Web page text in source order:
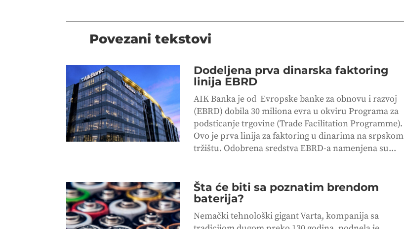
Povezani tekstovi
Dodeljena prva dinarska faktoring
linija EBRD
AIK Banka je od Evropske banke za obnovu i razvoj
(EBRD) dobila 30 miliona evra u okviru Programa za
podsticanje trgovine (Trade Facilitation Programme).
Ovo je prva linija za faktoring u dinarima na srpskom
tržištu. Odobrena sredstva EBRD-a namenjena su...
Šta će biti sa poznatim brendom
baterija?
Nemački tehnološki gigant Varta, kompanija sa